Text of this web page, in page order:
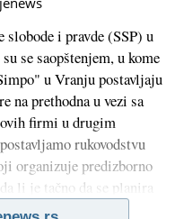
i pravde (SSP) u
se saopštenjem, u kome
u Vranju postavljaju
na prethodna u vezi sa
firmi u drugim
rukovodstvu
organizuje predizborno
li je tačno da se planira